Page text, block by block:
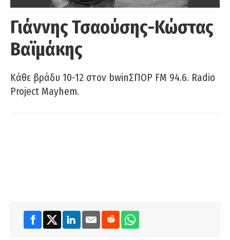
Γιάννης Τσαούσης-Κώστας
Βαϊμάκης
Κάθε βράδυ 10-12 στον bwinΣΠΟΡ FM 94.6. Radio
Project Mayhem.